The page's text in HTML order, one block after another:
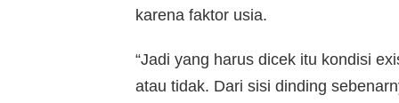
karena faktor usia.
“Jadi yang harus dicek itu kondisi
atau tidak. Dari sisi dinding